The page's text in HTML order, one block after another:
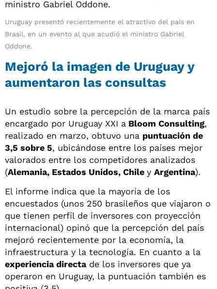
Uruguay presentó recientemente el atractivo del país en
Brasil, en un evento al que acudió el ministro Gabriel
Oddone.
Mejoró la imagen de Uruguay y
aumentaron las consultas
Un estudio sobre la percepción de la marca país
encargado por Uruguay XXI a Bloom Consulting,
realizado en marzo, obtuvo una puntuación de
3,5 sobre 5, ubicándose entre los países mejor
valorados entre los competidores analizados
(Alemania, Estados Unidos, Chile y Argentina).
El informe indica que la mayoría de los
encuestados (unos 250 brasileños que viajaron o
que tienen perfil de inversores con proyección
internacional) opinó que la percepción del país
mejoró recientemente por la economía, la
infraestructura y la tecnología. En cuanto a la
experiencia directade los inversores que ya
operaron en Uruguay, la puntuación también es